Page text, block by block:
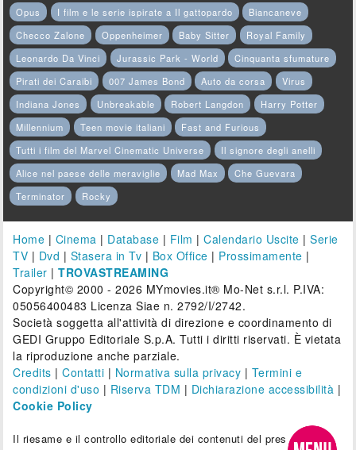
Opus
I film e le serie ispirate a Il gattopardo
Biancaneve
Checco Zalone
Oppenheimer Baby Sitter
Royal Family
Leonardo Da Vinci
Jurassic Park - World
Cinquanta sfumature
Pirati dei Caraibi
007 James Bond Auto da corsa
Virus
Indiana Jones
Unbreakable Robert Langdon
Harry Potter
Millennium
Teen movie italiani
Fast and Furious
Tutti i film del Marvel Cinematic Universe
Il signore degli anelli
Alice nel paese delle meraviglie
Mad Max
Che Guevara
Terminator
Rocky
Home | Cinema | Database | Film |Calendario Uscite |Serie
TV | Dvd | Stasera in Tv | Box Office | Prossimamente |
Trailer |TROVASTREAMING
Copyright© 2000 - 2026 MYmovies.it® Mo-Net s.r.l. P.IVA:
05056400483 Licenza Siae n. 2792/I/2742.
Società soggetta all'attività di direzione e coordinamento di
GEDI Gruppo Editoriale S.p.A. Tutti i diritti riservati. È vietata
la riproduzione anche parziale.
Credits |Contatti | Normativa sulla privacy | Termini e
condizioni d'uso | Riserva TDM | Dichiarazione accessibilità |
Cookie Policy
Il riesame e il controllo editoriale dei contenuti del presente sito